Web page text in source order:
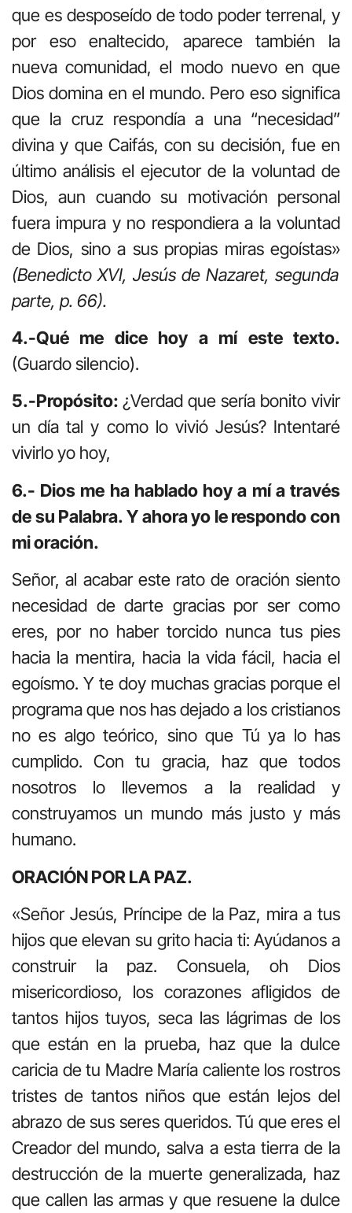
que es desposeído de todo poder terrenal, y
por eso enaltecido, aparece también la
nueva comunidad, el modo nuevo en que
Dios domina en el mundo. Pero eso significa
que la cruz respondía a una “necesidad”
divina y que Caifás, con su decisión, fue en
último análisis el ejecutor de la voluntad de
Dios, aun cuando su motivación personal
fuera impura y no respondiera a la voluntad
de Dios, sino a sus propias miras egoístas»
(Benedicto XVI, Jesús de Nazaret, segunda
parte, p. 66).
4.-Qué me dice hoy a mí este texto.
(Guardo silencio).
5.-Propósito: ¿Verdad que sería bonito vivir
un día tal y como lo vivió Jesús? Intentaré
vivirlo yo hoy,
6.- Dios me ha hablado hoy a mí a través
de su Palabra. Y ahora yo le respondo con
mi oración.
Señor, al acabar este rato de oración siento
necesidad de darte gracias por ser como
eres, por no haber torcido nunca tus pies
hacia la mentira, hacia la vida fácil, hacia el
egoísmo. Y te doy muchas gracias porque el
programa que nos has dejado a los cristianos
no es algo teórico, sino que Tú ya lo has
cumplido. Con tu gracia, haz que todos
nosotros lo llevemos a la realidad y
construyamos un mundo más justo y más
humano.
ORACIÓN POR LA PAZ.
«Señor Jesús, Príncipe de la Paz, mira a tus
hijos que elevan su grito hacia ti: Ayúdanos a
construir la paz. Consuela, oh Dios
misericordioso, los corazones afligidos de
tantos hijos tuyos, seca las lágrimas de los
que están en la prueba, haz que la dulce
caricia de tu Madre María caliente los rostros
tristes de tantos niños que están lejos del
abrazo de sus seres queridos. Tú que eres el
Creador del mundo, salva a esta tierra de la
destrucción de la muerte generalizada, haz
que callen las armas y que resuene la dulce